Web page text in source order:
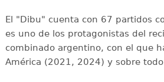
El "Dibu" cuenta con 67 partidos
es uno de los protagonistas del
combinado argentino, con el que
América (2021, 2024) y sobre